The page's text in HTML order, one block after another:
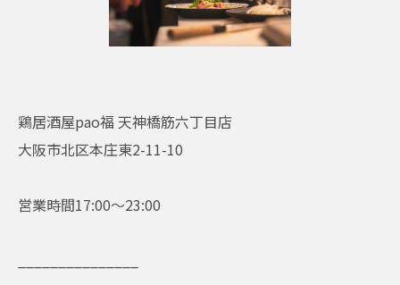
鶏居酒屋pao福 天神橋筋六丁目店
大阪市北区本庄東2-11-10
営業時間17:00〜23:00